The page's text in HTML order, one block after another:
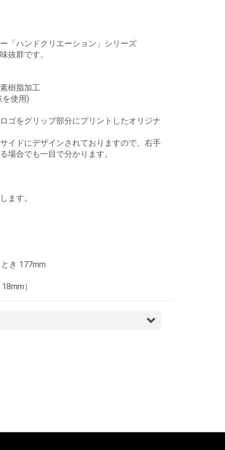
「ハンドクリエーション」シリーズ
抜群です。
樹脂加工
を使用)
ゴをグリップ部分にプリントしたオリジナ
イドにデザインされておりますので、右手
場合でも一目で分かります。
ます。
き 177mm
）